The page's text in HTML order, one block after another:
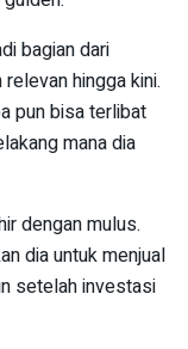
bagian dari
hingga kini.
pun bisa terlibat
mana dia
dengan mulus.
dia untuk menjual
setelah investasi